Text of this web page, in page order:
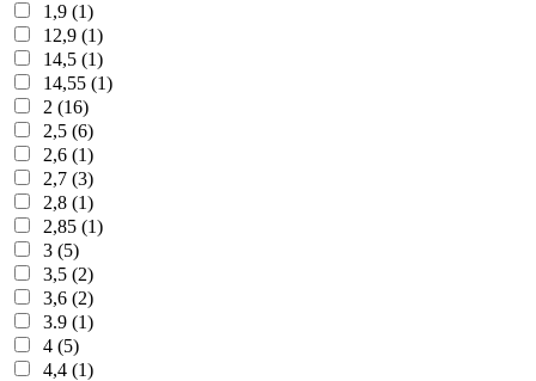
1,9 (1)
12,9 (1)
14,5 (1)
14,55 (1)
2 (16)
2,5 (6)
2,6 (1)
2,7 (3)
2,8 (1)
2,85 (1)
3 (5)
3,5 (2)
3,6 (2)
3.9 (1)
4 (5)
4,4 (1)